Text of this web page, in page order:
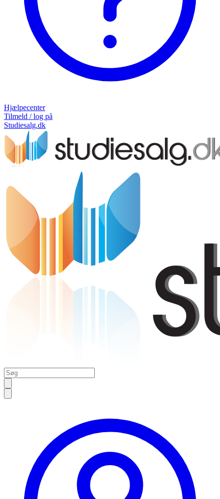
Hjælpecenter
Tilmeld / log på
Studiesalg.dk